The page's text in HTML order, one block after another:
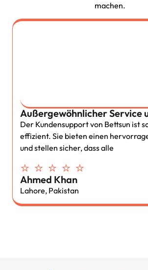
machen.
Außergewöhnlicher Service
Der Kundensupport von Bettsun ist
effizient. Sie bieten einen
und stellen sicher, dass alle
⭐ ⭐ ⭐ ⭐ ⭐
Ahmed Khan
Lahore, Pakistan